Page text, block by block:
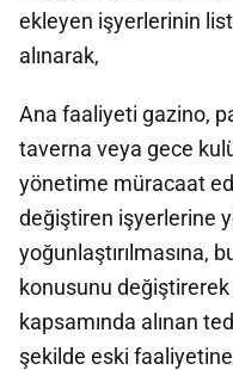
ekleyen işyerlerinin
alınarak,
Ana faaliyeti gazino,
taverna veya gece
yönetime müracaat
değiştiren işyerlerine
yoğunlaştırılmasına,
konusunu
kapsamında alınan
şekilde eski